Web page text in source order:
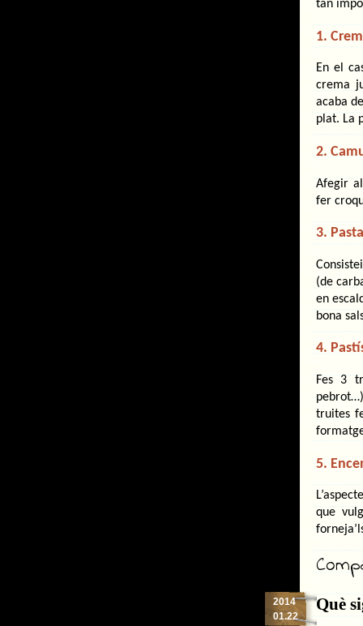
tan
1.
En el
crema
acaba
plat. La
2.
Afegir
fer
3.
(de
en
bona
4.
Fes 3
truites
5.
que
Què
2014
01.22